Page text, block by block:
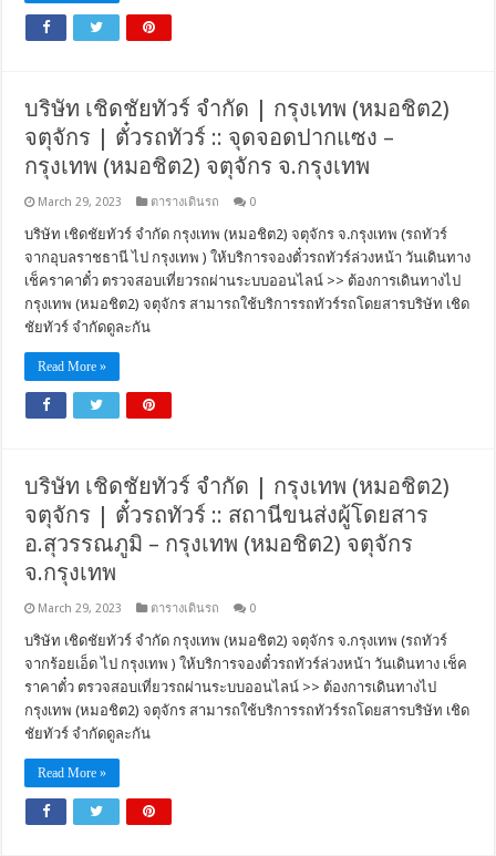
บริษัท เชิดชัยทัวร์ จำกัด | กรุงเทพ (หมอชิต2)
จตุจักร | ตั๋วรถทัวร์ :: จุดจอดปากแซง –
กรุงเทพ (หมอชิต2) จตุจักร จ.กรุงเทพ
March 29, 2023 ตารางเดินรถ 0
บริษัท เชิดชัยทัวร์ จำกัด กรุงเทพ (หมอชิต2) จตุจักร จ.กรุงเทพ (รถทัวร์
จากอุบลราชธานี ไป กรุงเทพ ) ให้บริการจองตั๋วรถทัวร์ล่วงหน้า วันเดินทาง
เช็คราคาตั๋ว ตรวจสอบเที่ยวรถผ่านระบบออนไลน์ >> ต้องการเดินทางไป
กรุงเทพ (หมอชิต2) จตุจักร สามารถใช้บริการรถทัวร์รถโดยสารบริษัท เชิด
ชัยทัวร์ จำกัดดูละกัน
Read More »
บริษัท เชิดชัยทัวร์ จำกัด | กรุงเทพ (หมอชิต2)
จตุจักร | ตั๋วรถทัวร์ :: สถานีขนส่งผู้โดยสาร
อ.สุวรรณภูมิ – กรุงเทพ (หมอชิต2) จตุจักร
จ.กรุงเทพ
March 29, 2023 ตารางเดินรถ 0
บริษัท เชิดชัยทัวร์ จำกัด กรุงเทพ (หมอชิต2) จตุจักร จ.กรุงเทพ (รถทัวร์
จากร้อยเอ็ด ไป กรุงเทพ ) ให้บริการจองตั๋วรถทัวร์ล่วงหน้า วันเดินทาง เช็ค
ราคาตั๋ว ตรวจสอบเที่ยวรถผ่านระบบออนไลน์ >> ต้องการเดินทางไป
กรุงเทพ (หมอชิต2) จตุจักร สามารถใช้บริการรถทัวร์รถโดยสารบริษัท เชิด
ชัยทัวร์ จำกัดดูละกัน
Read More »